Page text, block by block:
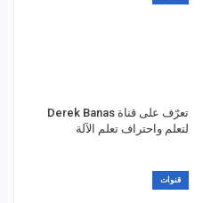
تعرّف على قناة Derek Banas
لتعلم واحتراف تعلم الآلة
قنوات